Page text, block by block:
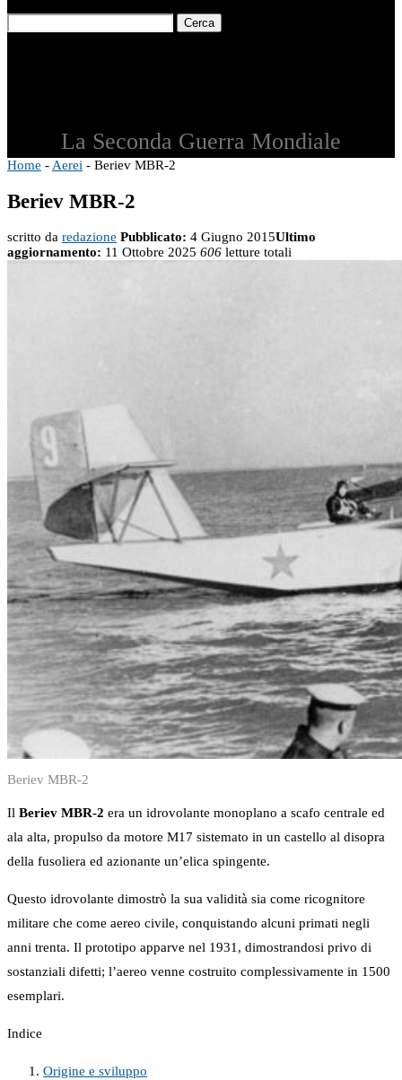
Cerca
La Seconda Guerra Mondiale
Home - Aerei - Beriev MBR-2
Beriev MBR-2
scritto da redazione Pubblicato: 4 Giugno 2015Ultimo
aggiornamento: 11 Ottobre 2025 606 letture totali
Beriev MBR-2
Il Beriev MBR-2 era un idrovolante monoplano a scafo centrale ed
ala alta, propulso da motore M17 sistemato in un castello al disopra
della fusoliera ed azionante un’elica spingente.
Questo idrovolante dimostrò la sua validità sia come ricognitore
militare che come aereo civile, conquistando alcuni primati negli
anni trenta. Il prototipo apparve nel 1931, dimostrandosi privo di
sostanziali difetti; l’aereo venne costruito complessivamente in 1500
esemplari.
Indice
Origine e sviluppo